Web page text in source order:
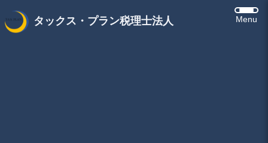
タックス・プラン税理士法人 Menu